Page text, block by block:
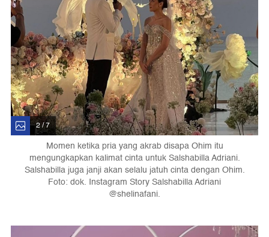
2 / 7
Momen ketika pria yang akrab disapa Ohim itu
mengungkapkan kalimat cinta untuk Salshabilla Adriani.
Salshabilla juga janji akan selalu jatuh cinta dengan Ohim.
Foto: dok. Instagram Story Salshabilla Adriani
@shelinafani.